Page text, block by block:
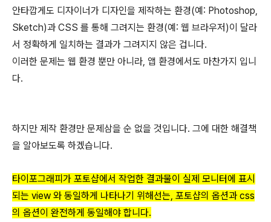
안타깝게도 디자이너가 디자인을 제작하는 환경(예: Photoshop,
Sketch)과 CSS 를 통해 그려지는 환경(예: 웹 브라우저)이 달라
서 정확하게 일치하는 결과가 그려지지 않은 겁니다.
이러한 문제는 웹 환경 뿐만 아니라, 앱 환경에서도 마찬가지 입니
다.
하지만 제작 환경만 문제삼을 순 없을 것입니다. 그에 대한 해결책
을 알아보도록 하겠습니다.
타이포그래피가 포토샵에서 작업한 결과물이 실제 모니터에 표시
되는 view 와 동일하게 나타나기 위해선는, 포토샵의 옵션과 css
의 옵션이 완전하게 동일해야 합니다.